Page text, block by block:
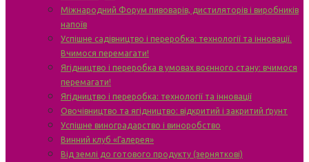
Міжнародний Форум пивоварів, дистиляторів і виробників
напоїв
Успішне садівництво і переробка: технології та інновації.
Вчимося перемагати!
Ягідництво і переробка в умовах воєнного стану: вчимося
перемагати!
Ягідництво і переробка: технології та інновації
Овочівництво та ягідництво: відкритий і закритий ґрунт
Успішне виноградарство і виноробство
Винний клуб «Галерея»
Від землі до готового продукту (зерняткові)